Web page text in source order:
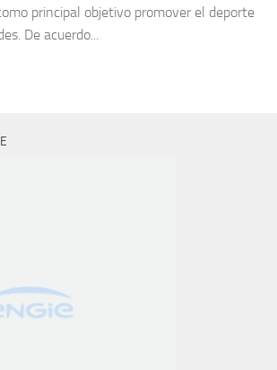
principal objetivo promover el deporte
De acuerdo...